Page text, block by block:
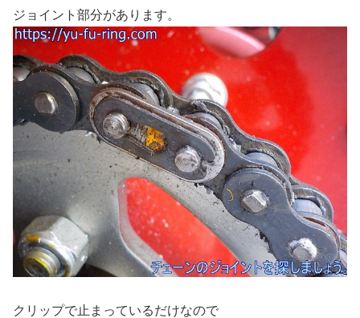
ジョイント部分があります。
クリップで止まっているだけなので